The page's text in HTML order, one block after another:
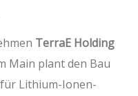
TerraE Holding
Main plant den Bau
Lithium-Ionen-